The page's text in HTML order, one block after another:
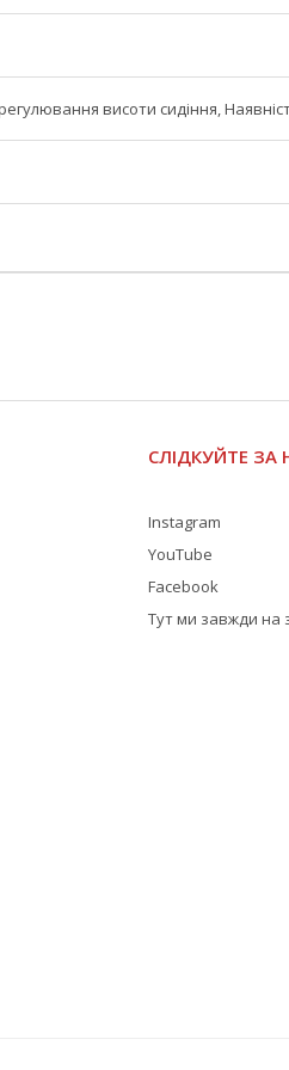
висоти сидіння,
СЛІДКУЙТЕ ЗА
Instagram
YouTube
Facebook
Тут ми завжди на